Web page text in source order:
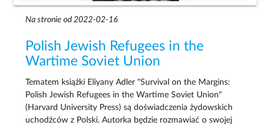
Na stronie od 2022-02-16
Polish Jewish Refugees in the
Wartime Soviet Union
Tematem książki Eliyany Adler "Survival on the Margins:
Polish Jewish Refugees in the Wartime Soviet Union"
(Harvard University Press) są doświadczenia żydowskich
uchodźców z Polski. Autorka będzie rozmawiać o swojej